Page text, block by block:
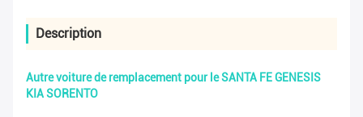
Description
Autre voiture de remplacement pour le SANTA FE GENESIS
KIA SORENTO